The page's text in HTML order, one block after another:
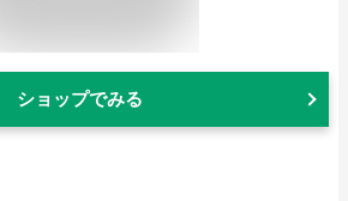
ショップでみる